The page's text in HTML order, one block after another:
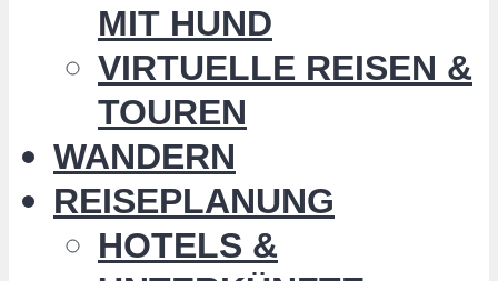
MIT HUND
VIRTUELLE REISEN &
TOUREN
WANDERN
REISEPLANUNG
HOTELS &